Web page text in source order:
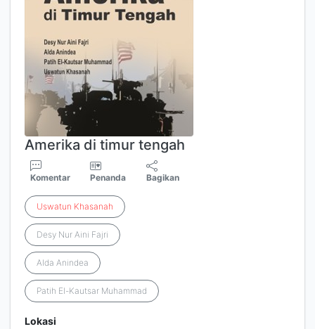
Amerika di timur tengah
Komentar Penanda Bagikan
Uswatun Khasanah
Desy Nur Aini Fajri
Alda Anindea
Patih El-Kautsar Muhammad
Lokasi